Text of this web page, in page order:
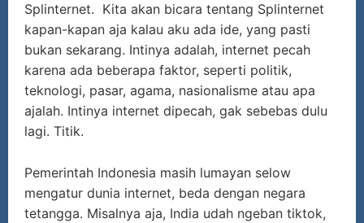
Splinternet. Kita akan bicara tentang Splinternet
kapan-kapan aja kalau aku ada ide, yang pasti
bukan sekarang. Intinya adalah, internet pecah
karena ada beberapa faktor, seperti politik,
teknologi, pasar, agama, nasionalisme atau apa
ajalah. Intinya internet dipecah, gak sebebas dulu
lagi. Titik.
Pemerintah Indonesia masih lumayan selow
mengatur dunia internet, beda dengan negara
tetangga. Misalnya aja, India udah ngeban tiktok,